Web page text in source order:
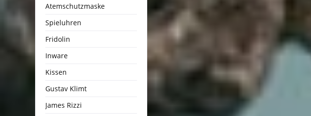
Atemschutzmaske
Spieluhren
Fridolin
Inware
Kissen
Gustav Klimt
James Rizzi